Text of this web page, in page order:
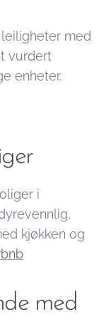
med
vurdert
enheter.
i
kjøkken og
med